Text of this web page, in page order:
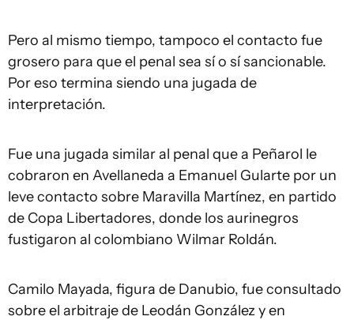
Pero al mismo tiempo, tampoco el contacto fue
grosero para que el penal sea sí o sí sancionable.
Por eso termina siendo una jugada de
interpretación.
Fue una jugada similar al penal que a Peñarol le
cobraron en Avellaneda a Emanuel Gularte por un
leve contacto sobre Maravilla Martínez, en partido
de Copa Libertadores, donde los aurinegros
fustigaron al colombiano Wilmar Roldán.
Camilo Mayada, figura de Danubio, fue consultado
sobre el arbitraje de Leodán González y en